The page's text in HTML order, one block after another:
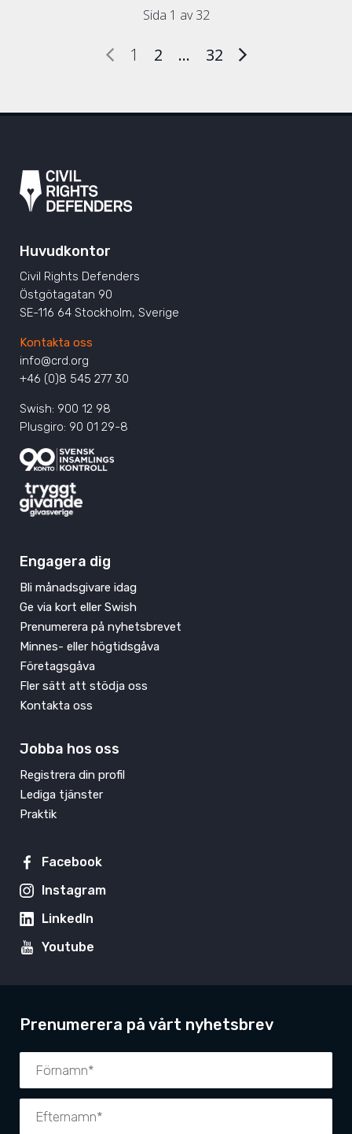
Sida 1 av 32
1 2 … 32
Huvudkontor
Civil Rights Defenders
Östgötagatan 90
SE-116 64 Stockholm, Sverige
Kontakta oss
info@crd.org
+46 (0)8 545 277 30
Swish: 900 12 98
Plusgiro: 90 01 29-8
Engagera dig
Bli månadsgivare idag
Ge via kort eller Swish
Prenumerera på nyhetsbrevet
Minnes- eller högtidsgåva
Företagsgåva
Fler sätt att stödja oss
Kontakta oss
Jobba hos oss
Registrera din profil
Lediga tjänster
Praktik
Facebook
Instagram
LinkedIn
Youtube
Prenumerera på vårt nyhetsbrev